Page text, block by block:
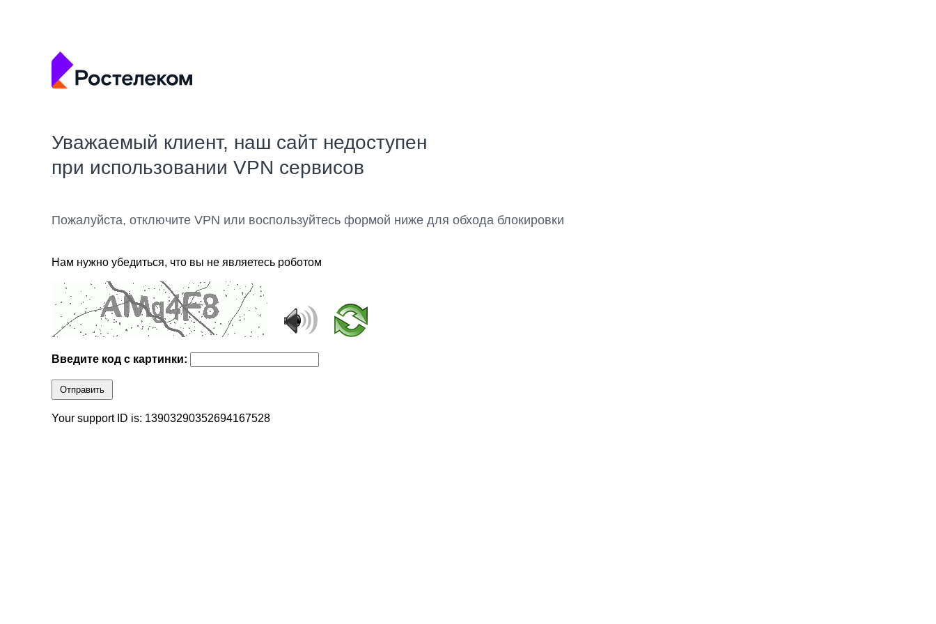
Уважаемый клиент, наш сайт недоступен
при использовании VPN сервисов
Пожалуйста, отключите VPN или воспользуйтесь формой ниже для обхода блокировки
Нам нужно убедиться, что вы не являетесь роботом
Введите код с картинки:
Отправить
Your support ID is: 13903290352694167528